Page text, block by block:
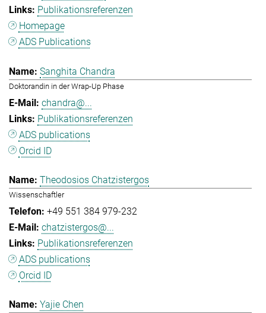
Publikationsreferenzen
Homepage
ADS Publications
Sanghita Chandra
Doktorandin in der Wrap-Up Phase
chandra@...
Publikationsreferenzen
ADS publications
Orcid ID
Theodosios Chatzistergos
Wissenschaftler
+49 551 384 979-232
chatzistergos@...
Publikationsreferenzen
ADS publications
Orcid ID
Yajie Chen